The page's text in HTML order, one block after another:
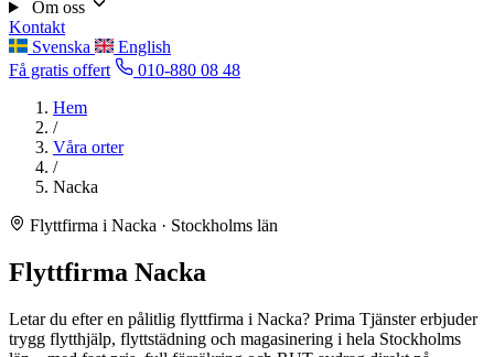
Om oss
Kontakt
Svenska
English
Få gratis offert
010-880 08 48
Hem
/
Våra orter
/
Nacka
Flyttfirma i Nacka · Stockholms län
Flyttfirma Nacka
Letar du efter en pålitlig flyttfirma i Nacka? Prima Tjänster erbjuder
trygg flytthjälp, flyttstädning och magasinering i hela Stockholms